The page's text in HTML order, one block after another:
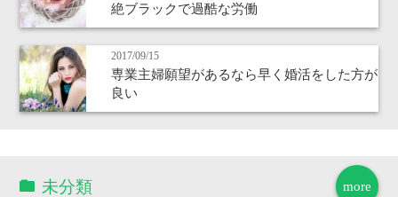
絶ブラックで過酷な労働
2017/09/15
専業主婦願望があるなら早く婚活をした方が
良い
more
未分類